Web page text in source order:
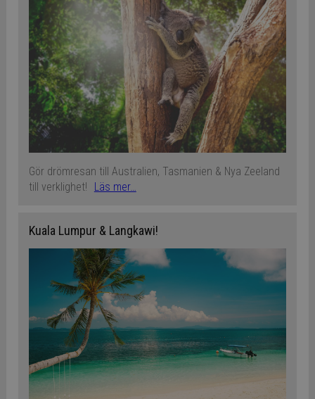
Gör drömresan till Australien, Tasmanien & Nya Zeeland
till verklighet!
Läs mer…
Kuala Lumpur & Langkawi!